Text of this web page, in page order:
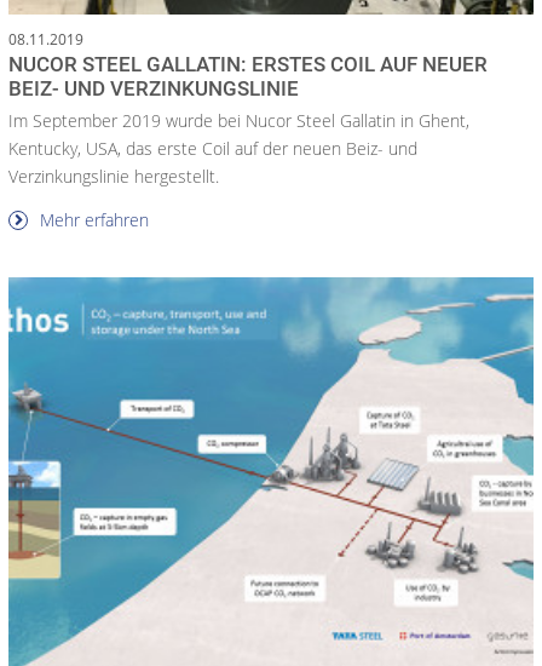
08.11.2019
NUCOR STEEL GALLATIN: ERSTES COIL AUF NEUER
BEIZ- UND VERZINKUNGSLINIE
Im September 2019 wurde bei Nucor Steel Gallatin in Ghent,
Kentucky, USA, das erste Coil auf der neuen Beiz- und
Verzinkungslinie hergestellt.
Mehr erfahren